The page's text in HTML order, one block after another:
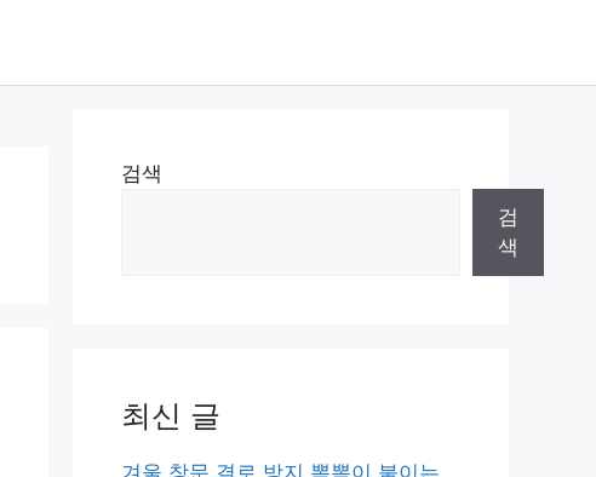
검색
검
색
최신 글
겨울 창문 결로 방지 뽁뽁이 붙이는